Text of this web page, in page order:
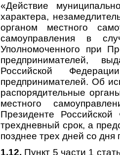
«Действие
характера,
органом местного
самоуправления в
Уполномоченного при
предпринимателей,
Российской
предпринимателей. Об
распорядительные
местного
Президенте
трехдневный срок, а
позднее трех дней со
1.12. Пункт 5 части 1